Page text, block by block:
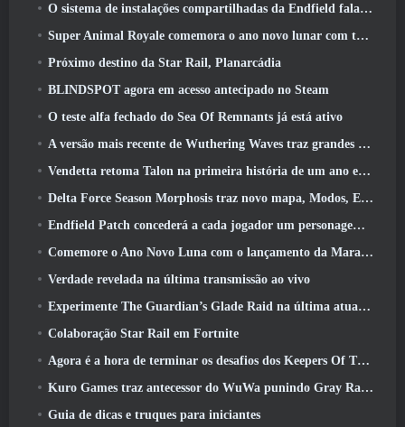
O sistema de instalações compartilhadas da Endfield fala sobre os jogadores
Super Animal Royale comemora o ano novo lunar com três semanas de eventos de super cavalos
Próximo destino da Star Rail, Planarcádia
BLINDSPOT agora em acesso antecipado no Steam
O teste alfa fechado do Sea Of Remnants já está ativo
A versão mais recente de Wuthering Waves traz grandes quedas de conhecimento e mudanças na qualidade de vida
Vendetta retoma Talon na primeira história de um ano em Overwatch (Não “2”, A Blizzard está abandonando isso)
Delta Force Season Morphosis traz novo mapa, Modos, E melhorias solicitadas pelos jogadores
Endfield Patch concederá a cada jogador um personagem seis estrelas grátis de sua escolha
Comemore o Ano Novo Luna com o lançamento da Maravilha de Inverno de Palia: Atualização de Ano Novo de Riffrocin
Verdade revelada na última transmissão ao vivo
Experimente The Guardian’s Glade Raid na última atualização de Guild Wars 2 começando hoje
Colaboração Star Rail em Fortnite
Agora é a hora de terminar os desafios dos Keepers Of The Flame no Path Of Exile durante o Legacy Of Phrecia
Kuro Games traz antecessor do WuWa punindo Gray Raven para o Steam
Guia de dicas e truques para iniciantes